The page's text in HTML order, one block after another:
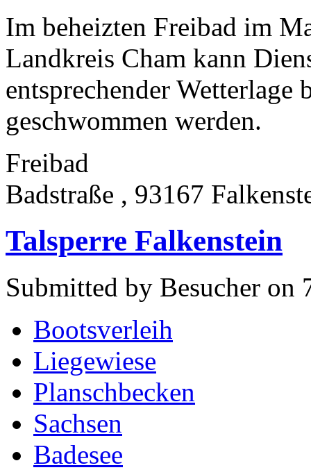
Im beheizten Freibad im
Landkreis Cham kann
entsprechender
geschwommen werden.
Freibad
Badstraße , 93167
Talsperre Falkenstein
Submitted by Besucher
Bootsverleih
Liegewiese
Planschbecken
Sachsen
Badesee